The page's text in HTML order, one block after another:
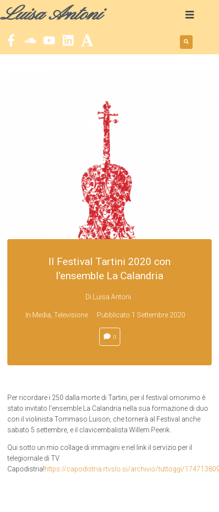
Luisa Antoni
Il Festival Tartini 2020 con
l’ensemble La Calandria
Di Luisa Antoni
In Media Televisione Pubblicato 1 Settembre 2020
0
Per ricordare i 250 dalla morte di Tartini, per il festival omonimo è
stato invitato l’ensemble La Calandria nella sua formazione di duo
con il violinista Tommaso Luison, che tornerà al Festival anche
sabato 5 settembre, e il clavicembalista Willem Peerik.
Qui sotto un mio collage di immagini e nel link il servizio per il
telegiornale di TV
Capodistria!https://capodistria.rtvslo.si/archivio/tuttoggi/